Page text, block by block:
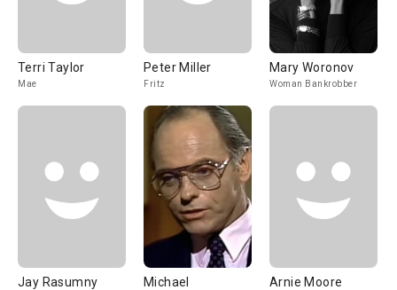
Terri Taylor
Mae
Peter Miller
Fritz
Mary Woronov
Woman Bankrobber
Jay Rasumny
Michael
Arnie Moore